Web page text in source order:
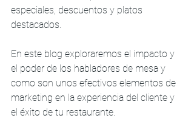
especiales, descuentos y platos
destacados.
En este blog exploraremos el impacto y
el poder de los habladores de mesa y
como son unos efectivos elementos de
marketing en la experiencia del cliente y
el éxito de tu restaurante.